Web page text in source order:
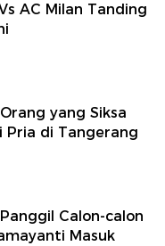
AC Milan Tanding
yang Siksa
Pria di Tangerang
Calon-calon
Masuk